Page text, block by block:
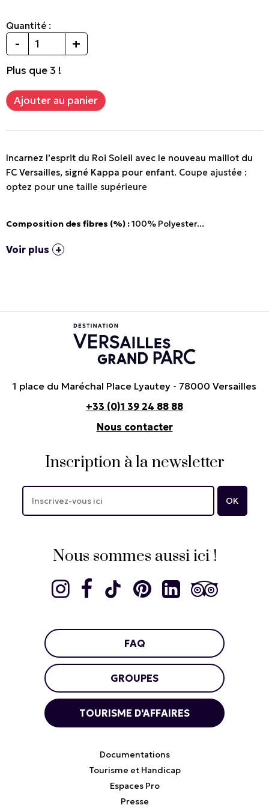
Quantité :
- +
Plus que 3 !
Incarnez l’esprit du Roi Soleil avec le nouveau maillot du
FC Versailles, signé Kappa pour enfant. Coupe ajustée :
optez pour une taille supérieure
Composition des fibres (%) :100% Polyester...
Voir plus
1 place du Maréchal Place Lyautey - 78000 Versailles
+33 (0)1 39 24 88 88
Nous contacter
Inscription à la newsletter
Nous sommes aussi ici !
FAQ
GROUPES
TOURISME D'AFFAIRES
Documentations
Tourisme et Handicap
Espaces Pro
Presse